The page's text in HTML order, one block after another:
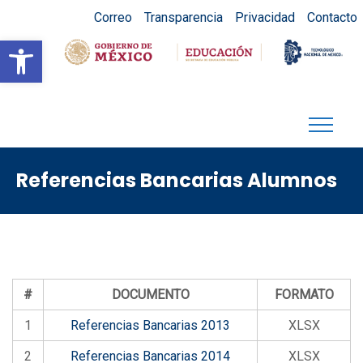
Abrir barra de herramientas
Correo Transparencia Privacidad Contacto
Referencias Bancarias Alumnos
# DOCUMENTO
FORMATO
1
Referencias Bancarias 2013
XLSX
2
Referencias Bancarias 2014 XLSX